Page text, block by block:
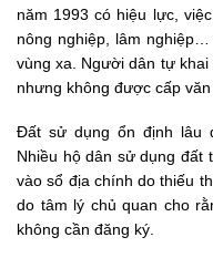
năm 1993 có hiệu lực,
nông nghiệp, lâm
vùng xa. Người dân tự
nhưng không được cấp
Đất sử dụng ổn định lâu
Nhiều hộ dân sử dụng đất
vào sổ địa chính do thiếu
do tâm lý chủ quan cho
không cần đăng ký.